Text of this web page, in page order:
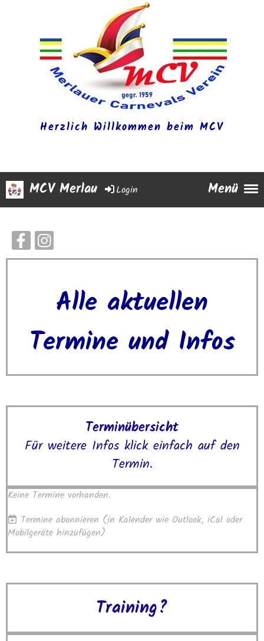
Herzlich Willkommen beim MCV
Menü
Login
MCV Merlau
Alle aktuellen
Termine und Infos
Terminübersicht
Für weitere Infos klick einfach auf den
Termin.
Keine Termine vorhanden.
Termine abonnieren (in Kalender wie Outlook, iCal oder
Mobilgeräte hinzufügen)
Training?